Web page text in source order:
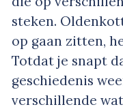
steken.
op gaan zitten,
Totdat je snapt
geschiedenis
verschillende